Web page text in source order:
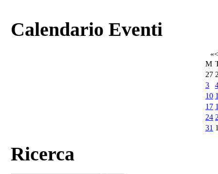
Calendario Eventi
«<
M
27
3
10
17
24
31
Ricerca